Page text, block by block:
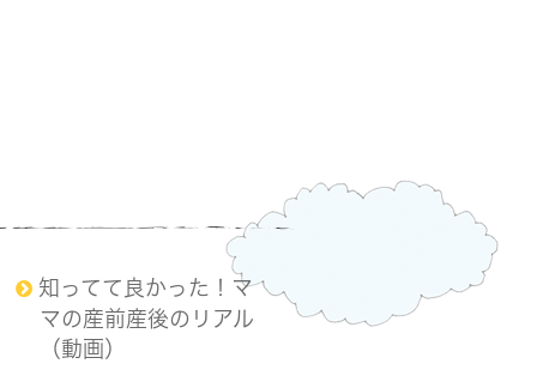
知ってて良かった！マ
マの産前産後のリアル
（動画）